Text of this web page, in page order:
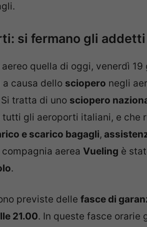
si fermano gli
quella di oggi, venerdì 19
causa dello sciopero negli
Si tratta di uno sciopero
gli aeroporti italiani, e che
e scarico bagagli,
compagnia aerea Vueling è
.
previste delle fasce di
21.00. In queste fasce orarie